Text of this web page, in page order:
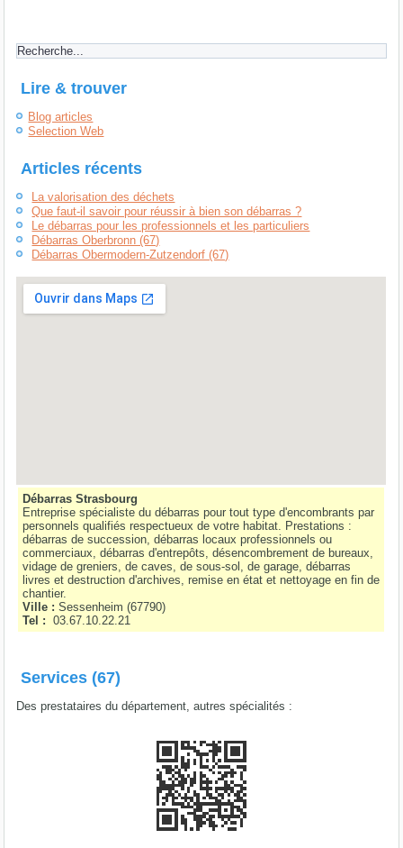
Lire & trouver
Blog articles
Selection Web
Articles récents
La valorisation des déchets
Que faut-il savoir pour réussir à bien son débarras ?
Le débarras pour les professionnels et les particuliers
Débarras Oberbronn (67)
Débarras Obermodern-Zutzendorf (67)
Débarras Strasbourg
Entreprise spécialiste du débarras pour tout type d'encombrants par
personnels qualifiés respectueux de votre habitat. Prestations :
débarras de succession, débarras locaux professionnels ou
commerciaux, débarras d'entrepôts, désencombrement de bureaux,
vidage de greniers, de caves, de sous-sol, de garage, débarras
livres et destruction d'archives, remise en état et nettoyage en fin de
chantier.
Ville :Sessenheim(67790)
Tel :
03.67.10.22.21
Services (67)
Des prestataires du département, autres spécialités :